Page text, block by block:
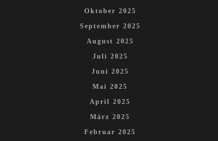
Oktober 2025
September 2025
August 2025
Juli 2025
Juni 2025
Mai 2025
April 2025
März 2025
Februar 2025